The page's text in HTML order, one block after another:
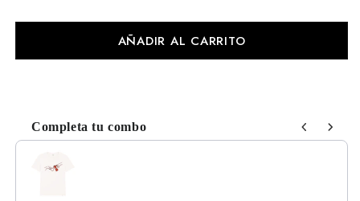
AÑADIR AL CARRITO
Completa tu combo
Use the Previous and Next buttons to navigate through